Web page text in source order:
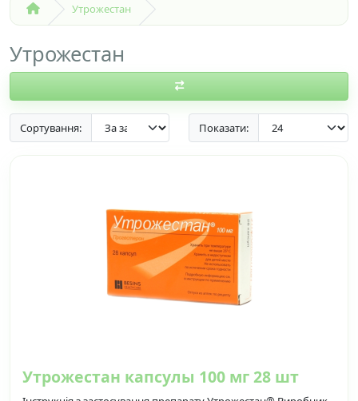
Утрожестан
Утрожестан
Сортування: Показати:
Утрожестан капсулы 100 мг 28 шт